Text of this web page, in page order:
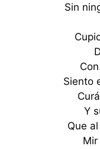
Sin
Siento
Y
Que